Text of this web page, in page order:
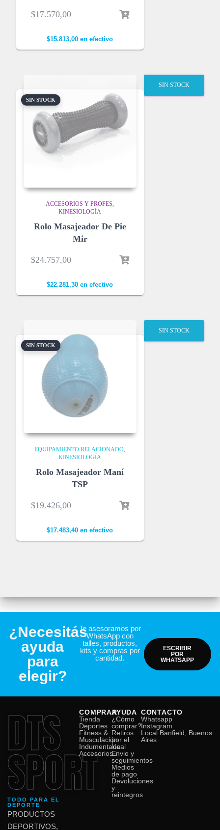
$17.570,00
$15.813,00 en efectivo
SIN STOCK
ACCESORIOS Y PROFES
KINESIOLOGÍA
Rolo Masajeador De Pie
Mir
$24.757,00
$22.281,30 en efectivo
SIN STOCK
SIN STOCK
EQUIPAMIENTO RELACIONADO
KINESIOLOGÍA
Rolo Masajeador Maní
TSP
$19.426,00
$17.483,40 en efectivo
SIN STOCK
¿Necesitás
ayuda
para
elegir?
Te asesoramos por
WhatsApp con
talles, productos,
kits y compras por
cantidad.
ESCRIBIR
POR
WHATSAPP
DTS
SPORT
TODO PARA EL
DEPORTE
PRODUCTOS
DEPORTIVOS,
COMPRAR
Tienda
Deportes
Fitness &
Musculación
Indumentaria
Accesorios
AYUDA
¿Cómo
comprar?
Retiros
por el
local
Envio y
seguimientos
Medios
de pago
Devoluciones
y
reintegros
CONTACTO
Whatsapp
Instagram
Local Banfield, Buenos
Aires